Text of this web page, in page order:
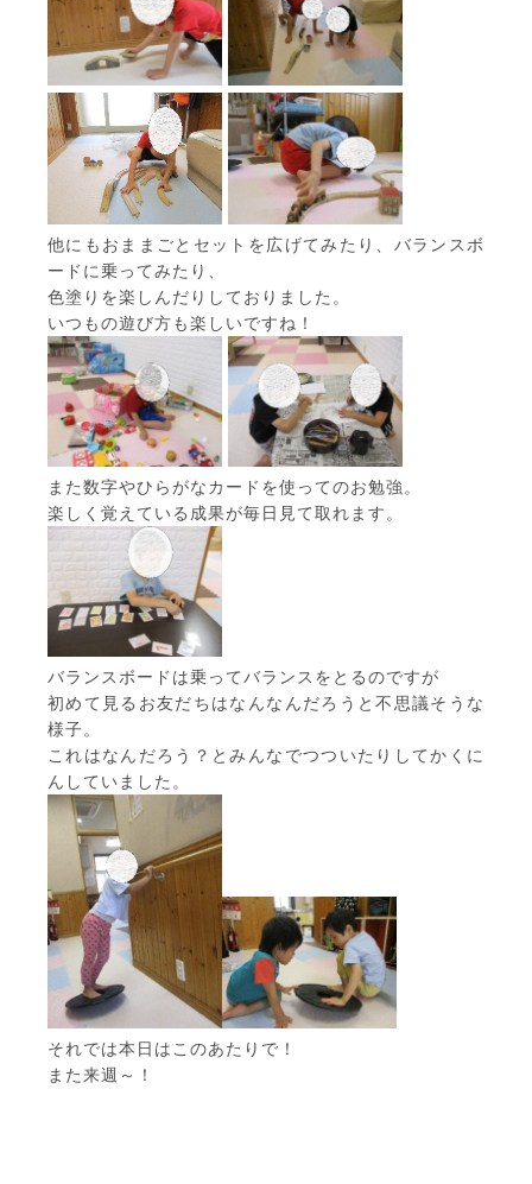
他にもおままごとセットを広げてみたり、バランスボ
ードに乗ってみたり、
色塗りを楽しんだりしておりました。
いつもの遊び方も楽しいですね！
また数字やひらがなカードを使ってのお勉強。
楽しく覚えている成果が毎日見て取れます。
バランスボードは乗ってバランスをとるのですが
初めて見るお友だちはなんなんだろうと不思議そうな
様子。
これはなんだろう？とみんなでつついたりしてかくに
んしていました。
それでは本日はこのあたりで！
また来週～！